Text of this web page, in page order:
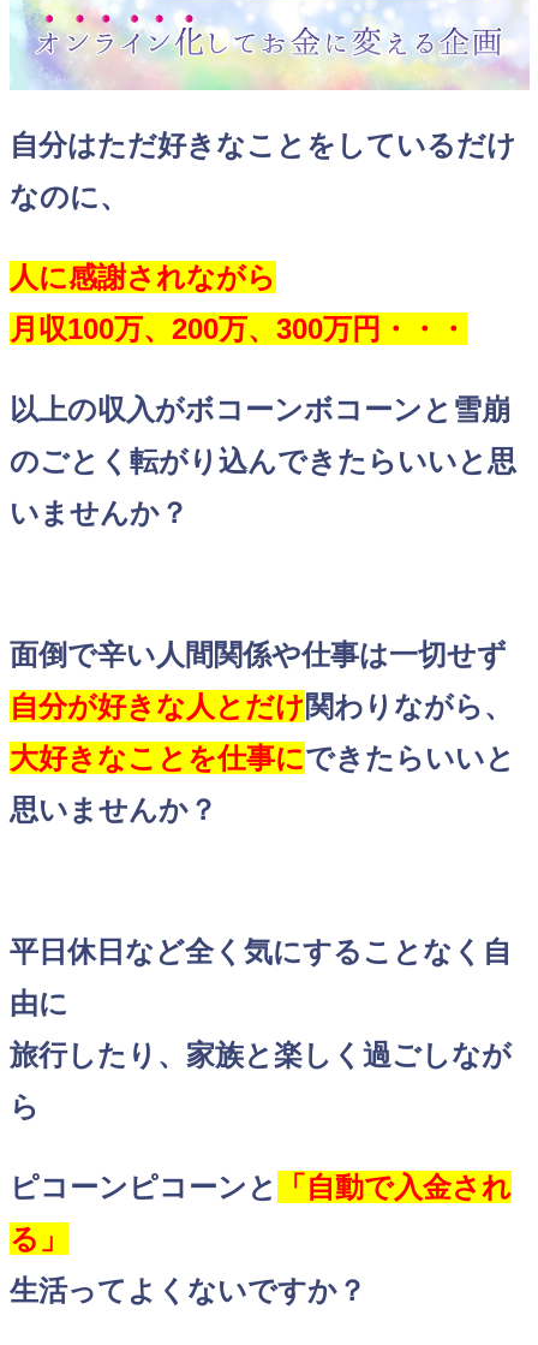
自分はただ好きなことをしているだけ
なのに、
人に感謝されながら
月収100万、200万、300万円・・・
以上の収入がボコーンボコーンと雪崩
のごとく転がり込んできたらいいと思
いませんか？
面倒で辛い人間関係や仕事は一切せず
自分が好きな人とだけ関わりながら、
大好きなことを仕事にできたらいいと
思いませんか？
平日休日など全く気にすることなく自
由に
旅行したり、家族と楽しく過ごしなが
ら
ピコーンピコーンと
「自動で入金され
る」
生活ってよくないですか？